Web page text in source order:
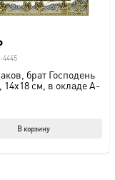
4445
брат Господень
14х18 см, в окладе A-
В корзину